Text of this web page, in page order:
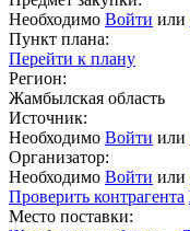
Необходимо Войти или
Пункт плана:
Перейти к плану
Регион:
Жамбылская область
Источник:
Необходимо Войти или
Организатор:
Необходимо Войти или
Проверить контрагента
Место поставки: